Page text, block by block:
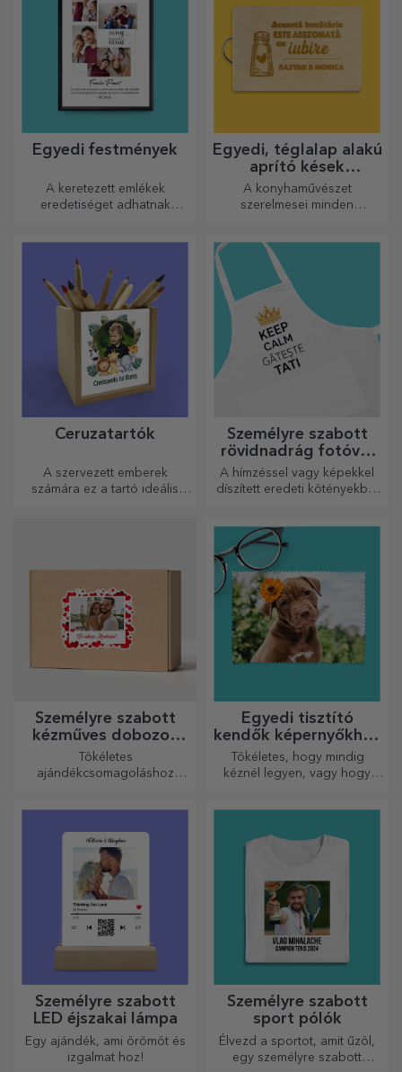
Egyedi festmények
A keretezett emlékek
eredetiséget adhatnak
történetét!
Egyedi, téglalap alakú
aprító kések
fogantyúval
A konyhaművészet
szerelmesei minden
legkreatívabb aprítókkal
készülnek. Válassza ki a
megfelelőt!
Ceruzatartók
A szervezett emberek
számára ez a tartó ideális
Személyre szabott
rövidnadrág fotóval
vagy hímzéssel
A hímzéssel vagy képekkel
díszített eredeti kötényekből
szerelmeseinek.
Személyre szabott
kézműves dobozok
matricákkal
Tökéletes
ajándékcsomagoláshoz
Egyedi tisztító
kendők képernyőkhöz
és szemüvegekhez
Tökéletes, hogy mindig
kéznél legyen, vagy hogy
Személyre szabott
LED éjszakai lámpa
Egy ajándék, ami örömöt és
izgalmat hoz!
Személyre szabott
sport pólók
Élvezd a sportot, amit űzöl,
egy személyre szabott